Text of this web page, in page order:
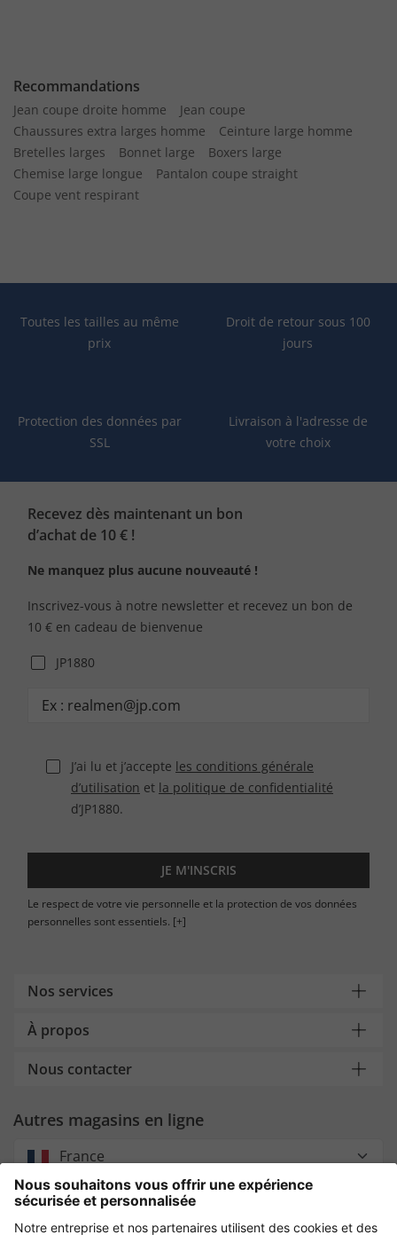
Recommandations
Jean coupe droite homme
Jean coupe
Chaussures extra larges homme
Ceinture large homme
Bretelles larges
Bonnet large
Boxers large
Chemise large longue
Pantalon coupe straight
Coupe vent respirant
Toutes les tailles au même
prix
Droit de retour sous 100
jours
Protection des données par
SSL
Livraison à l'adresse de
votre choix
Recevez dès maintenant un bon
d’achat de 10 € !
Ne manquez plus aucune nouveauté !
Inscrivez-vous à notre newsletter et recevez un bon de
10 € en cadeau de bienvenue
JP1880
J’ai lu et j’accepte les conditions générale
d’utilisation et la politique de confidentialité
d’JP1880.
JE M'INSCRIS
Le respect de votre vie personnelle et la protection de vos données
personnelles sont essentiels. [+]
Nos services
À propos
Nous contacter
Autres magasins en ligne
France
Payment and Delivery